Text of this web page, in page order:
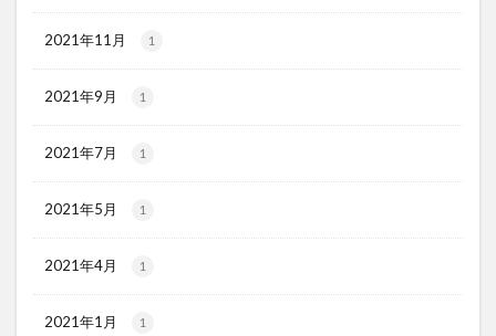
2021年11月 1
2021年9月 1
2021年7月 1
2021年5月 1
2021年4月 1
2021年1月 1